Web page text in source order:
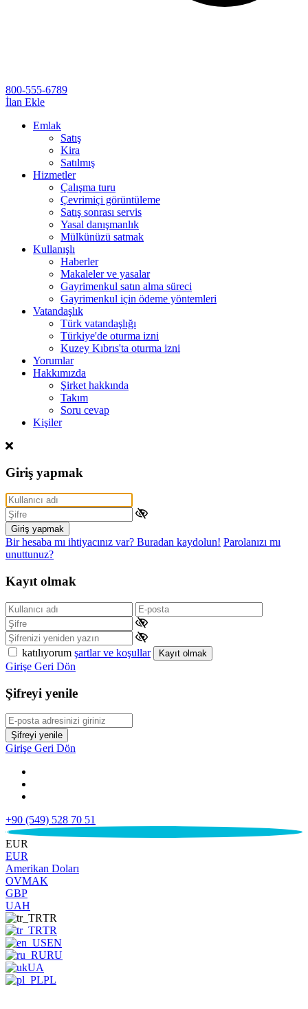
800-555-6789
İlan Ekle
Emlak
Satış
Kira
Satılmış
Hizmetler
Çalışma turu
Çevrimiçi görüntüleme
Satış sonrası servis
Yasal danışmanlık
Mülkünüzü satmak
Kullanışlı
Haberler
Makaleler ve yasalar
Gayrimenkul satın alma süreci
Gayrimenkul için ödeme yöntemleri
Vatandaşlık
Türk vatandaşlığı
Türkiye'de oturma izni
Kuzey Kıbrıs'ta oturma izni
Yorumlar
Hakkımızda
Şirket hakkında
Takım
Soru cevap
Kişiler
Giriş yapmak
Giriş yapmak
Bir hesaba mı ihtiyacınız var? Buradan kaydolun! Parolanızı mı
unuttunuz?
Kayıt olmak
katılıyorum şartlar ve koşullar Kayıt olmak
Girişe Geri Dön
Şifreyi yenile
Şifreyi yenile
Girişe Geri Dön
+90 (549) 528 70 51
€
EUR
EUR
Amerikan Doları
OVMAK
GBP
UAH
TR
TR
EN
RU
UA
PL